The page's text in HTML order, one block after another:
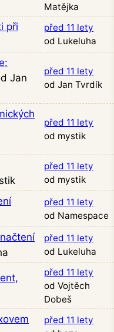
Matějka
při
před 11 lety
od Lukeluha
Jan
před 11 lety
od Jan Tvrdík
před 11 lety
od mystik
před 11 lety
od mystik
před 11 lety
od Namespace
před 11 lety
od Lukeluha
před 11 lety
od Vojtěch
Dobeš
před 11 lety